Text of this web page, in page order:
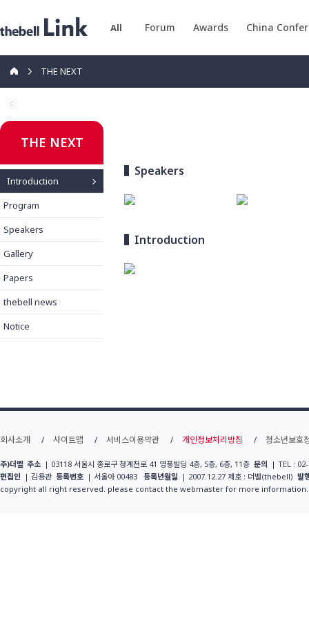
All Forum Awards China
THE NEXT
THE NEXT
Introduction
Program
Speakers
Gallery
Papers
thebell news
Notice
Speakers
Introduction
회사소개 사이트맵 서비스이용약관 개인정보처리방침 청소년보호
주)더벨 주소 | 03118 서울시 종로구 청계천로 41 영풍빌딩 4층, 5층, 6층, 11층 문의 | TEL :
편집인 | 김용관 등록번호 | 서울아 00483 등록년월일 | 2007.12.27 제호 : 더벨(thebell) 발
copyright all right reserved. please contact the webmaster for more information.